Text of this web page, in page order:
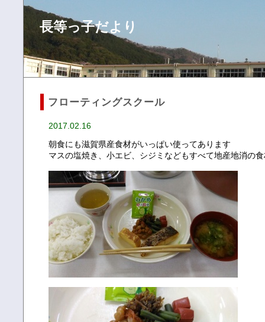
長等っ子だより
フローティングスクール
2017.02.16
朝食にも滋賀県産食材がいっぱい使ってあります
マスの塩焼き、小エビ、シジミなどもすべて地産地消の